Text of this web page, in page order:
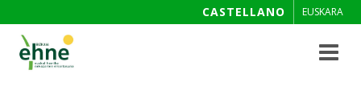
CASTELLANO EUSKARA
Toggle